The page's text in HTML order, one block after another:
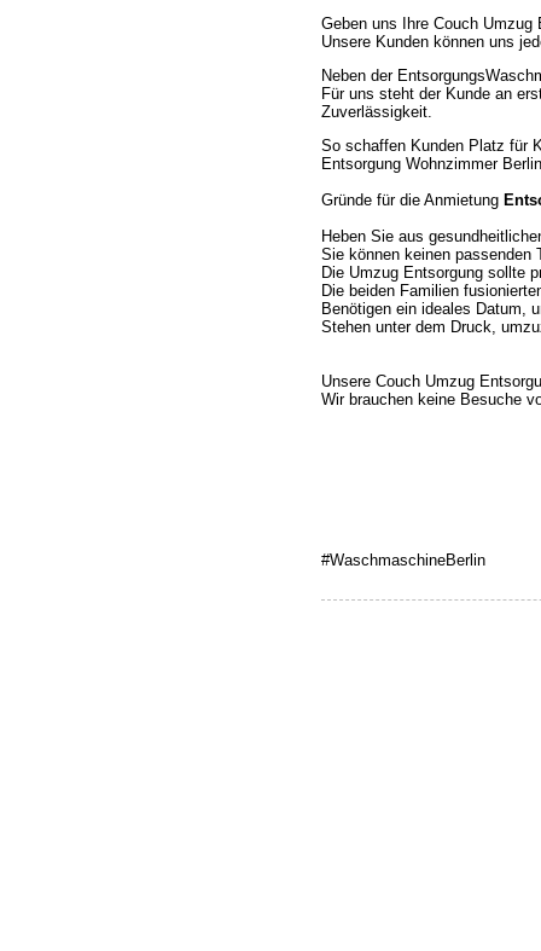
Geben uns Ihre Couch
Unsere Kunden können uns
Neben der
Für uns steht der Kunde an
Zuverlässigkeit.
So schaffen Kunden Platz für
Entsorgung Wohnzimmer
Gründe für die Anmietung
Heben Sie aus
Sie können keinen passenden
Die Umzug Entsorgung sollte
Die beiden Familien
Benötigen ein ideales Datum,
Stehen unter dem Druck,
Unsere Couch Umzug
Wir brauchen keine Besuche
#WaschmaschineBerlin